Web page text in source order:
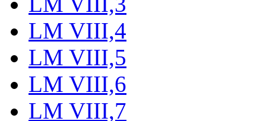
LM VIII,4
LM VIII,5
LM VIII,6
LM VIII,7